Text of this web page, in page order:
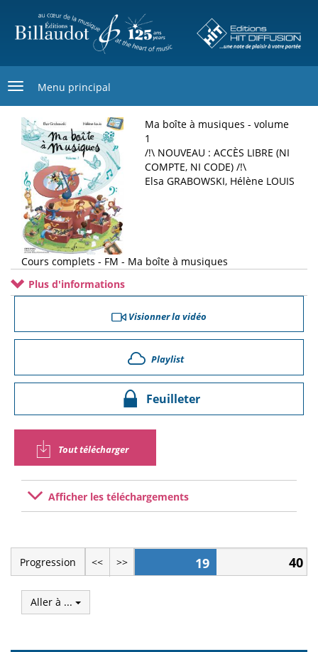
contenu
Menu principal
Ma boîte à musiques - volume
1
/!\ NOUVEAU : ACCÈS LIBRE (NI
COMPTE, NI CODE) /!\
Elsa GRABOWSKI, Hélène LOUIS
Cours complets - FM - Ma boîte à musiques
Plus d'informations
Visionner la vidéo
Playlist
Feuilleter
Tout télécharger
Afficher les téléchargements
Progression << >> 19 40
Aller à ...